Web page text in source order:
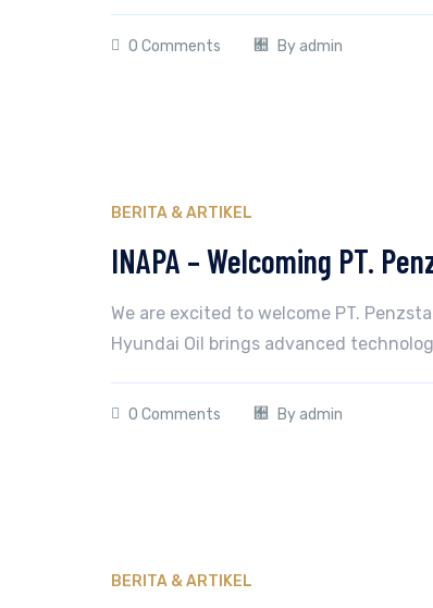
0 Comments Byadmin
BERITA & ARTIKEL
INAPA – Welcoming PT.
We are excited to welcome PT.
Hyundai Oil brings advanced
0 Comments Byadmin
BERITA & ARTIKEL